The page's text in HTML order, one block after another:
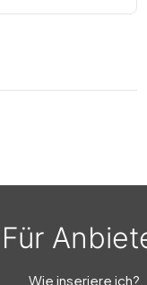
Für
Wie inseriere ich?